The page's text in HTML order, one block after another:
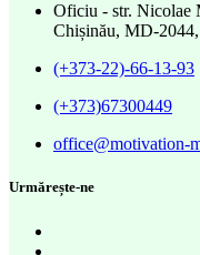
Oficiu - str. Nicolae
Chișinău, MD-
(+373-22)-66-13-93
(+373)67300449
office@motivation-
Urmărește-ne